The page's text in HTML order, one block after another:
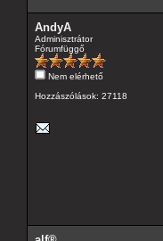
AndyA
Adminisztrátor
Fórumfüggő
Nem elérhető
Hozzászólások: 27118